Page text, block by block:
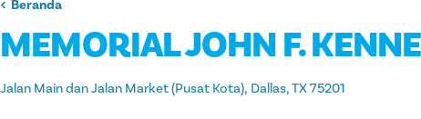
Beranda
MEMORIAL JOHN F.
Jalan Main dan Jalan Market (Pusat Kota) Dallas, TX 75201